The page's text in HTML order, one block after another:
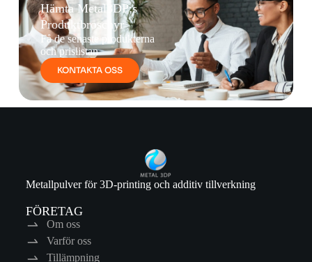
Hämta Metal3DP:s
Produktbroschyr
Få de senaste produkterna
och prislistan
KONTAKTA OSS
Metallpulver för 3D-printing och additiv tillverkning
FÖRETAG
Om oss
Varför oss
Tillämpning